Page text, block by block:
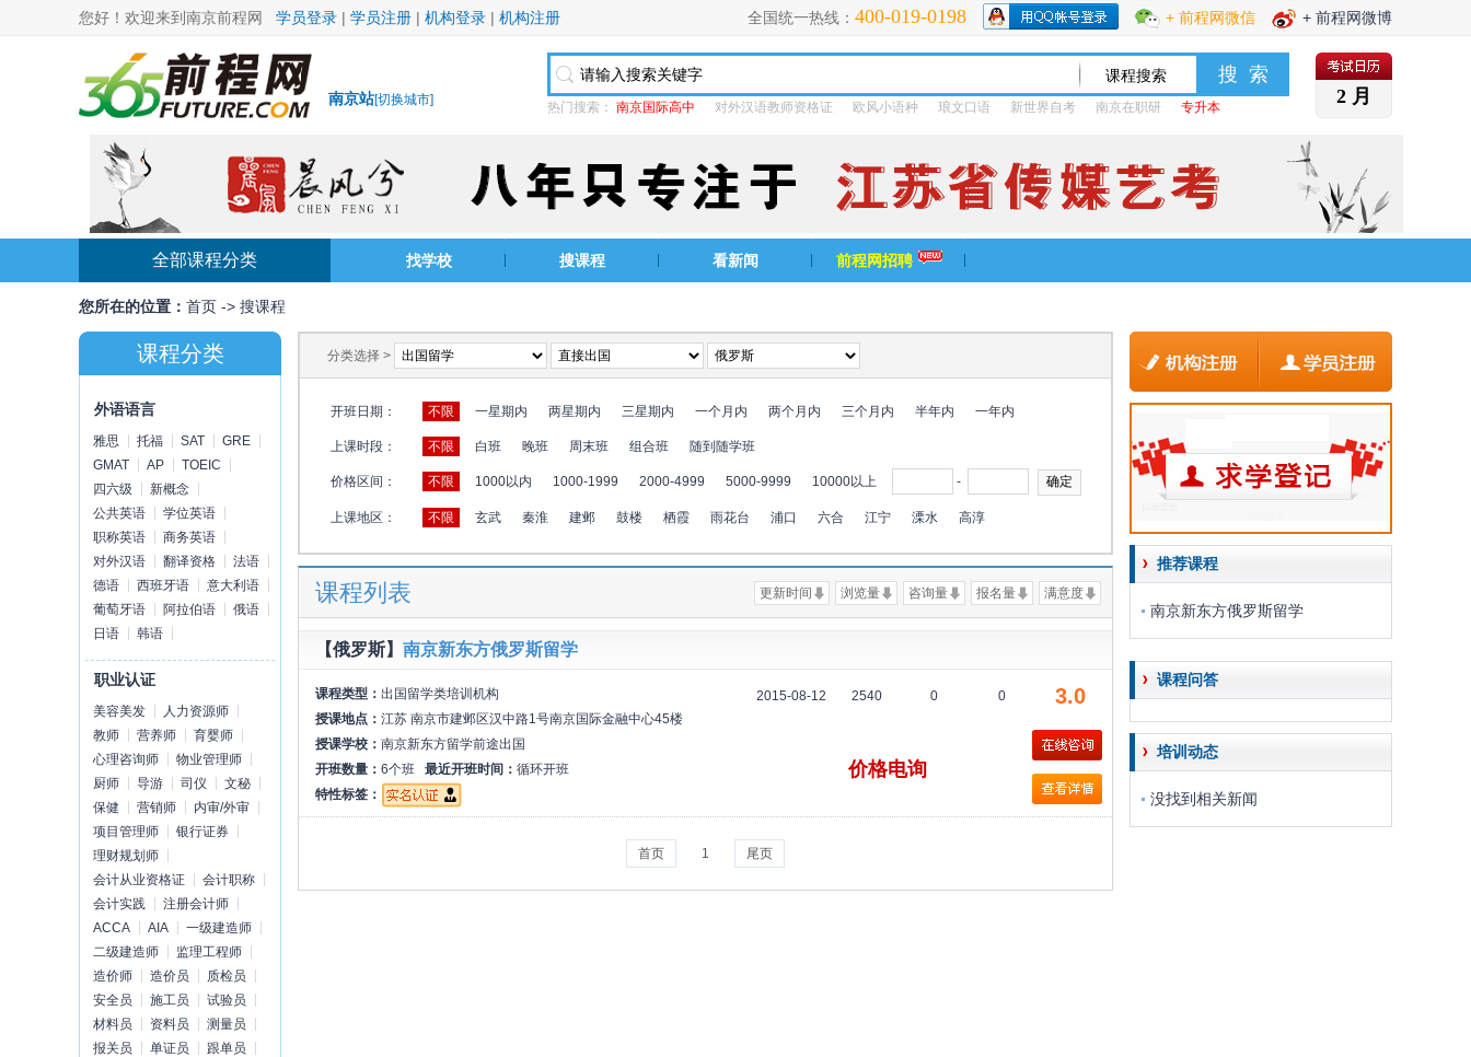
您好！欢迎来到南京前程网 学员登录 | 学员注册 | 机构登录 | 机构注册 + 前程网微博
+ 前程网微信
全国统一热线： 400-019-0198
南京站[切换城市] 热门搜索： 南京国际高中 对外汉语教师资格证 欧风小语种 琅文口语 新世界自考 南京在职研 专升本 2 月
全部课程分类 找学校 搜课程 看新闻 前程网招聘
您所在的位置： 首页 -> 搜课程
课程分类
外语语言
雅思 托福 SAT
GRE
GMAT
AP
TOEIC
四六级
新概念
公共英语
学位英语
职称英语
商务英语
对外汉语
翻译资格
法语
德语
西班牙语
意大利语
葡萄牙语
阿拉伯语
俄语
日语
韩语
职业认证
美容美发
人力资源师
教师
营养师
育婴师
心理咨询师
物业管理师
厨师
导游 司仪
文秘
保健
营销师
内审/外审
项目管理师
银行证券
理财规划师
会计从业资格证
会计职称
会计实践
注册会计师
ACCA
AIA
一级建造师
二级建造师
监理工程师
造价师
造价员
质检员
安全员
施工员
试验员
材料员
资料员
测量员
报关员
单证员
跟单员
分类选择 >
开班日期： 不限 一星期内 两星期内 三星期内 一个月内 两个月内 三个月内 半年内 一年内
上课时段： 不限 白班 晚班 周末班 组合班 随到随学班
价格区间： 不限 1000以内 1000-1999 2000-4999 5000-9999 10000以上 -
上课地区： 不限 玄武 秦淮 建邺 鼓楼 栖霞 雨花台 浦口 六合 江宁 溧水 高淳
课程列表 满意度
报名量
咨询量
浏览量
更新时间
【俄罗斯】 南京新东方俄罗斯留学
课程类型： 出国留学类培训机构
授课地点： 江苏 南京市建邺区汉中路1号南京国际金融中心45楼
授课学校： 南京新东方留学前途出国
开班数量： 6个班 最近开班时间： 循环开班
特性标签：
2015-08-12 2540 0 0 3.0
价格电询
首页 1 尾页
推荐课程
南京新东方俄罗斯留学
课程问答
培训动态
没找到相关新闻